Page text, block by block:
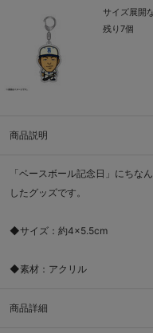
サイズ展開
残り7個
商品説明
「ベースボール記念日」にちな
したグッズです。
◆サイズ：約4×5.5cm
◆素材：アクリル
商品詳細